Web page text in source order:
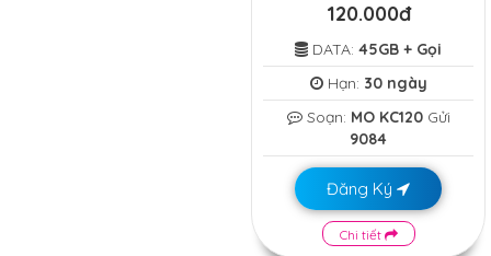
120.000đ
DATA: 45GB + Gọi
Hạn: 30 ngày
Soạn: MO KC120Gửi
9084
Đăng Ký
Chi tiết